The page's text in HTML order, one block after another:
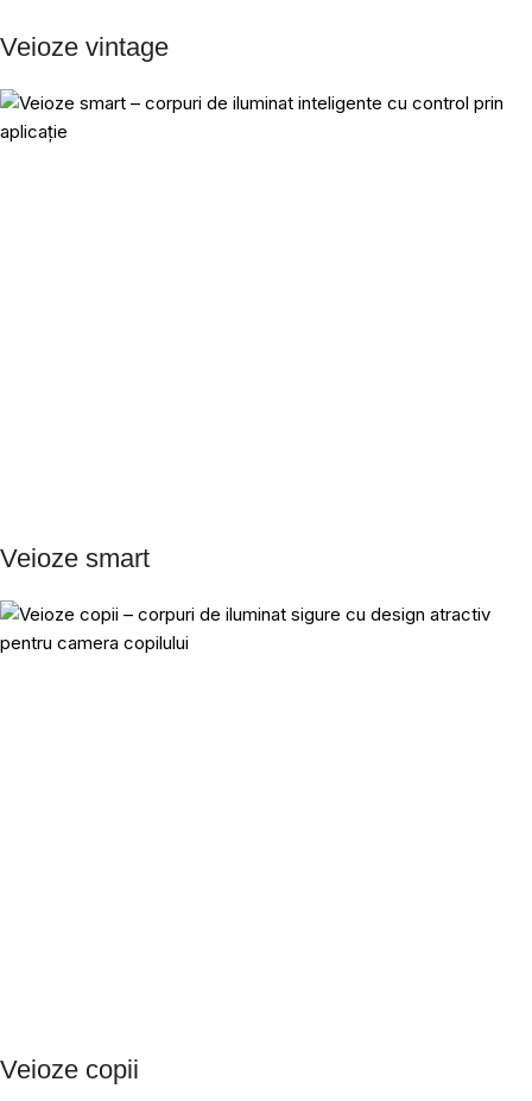
Veioze vintage
Veioze smart
Veioze copii